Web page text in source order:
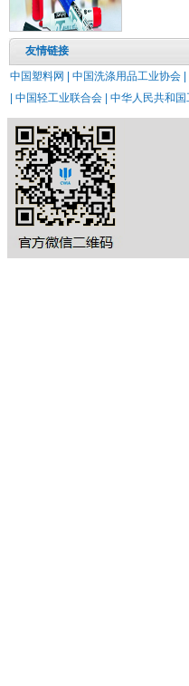
友情链接
中国塑料网 | 中国洗涤用品工业协会 |
中国轻工业联合会 | 中华人民共和国